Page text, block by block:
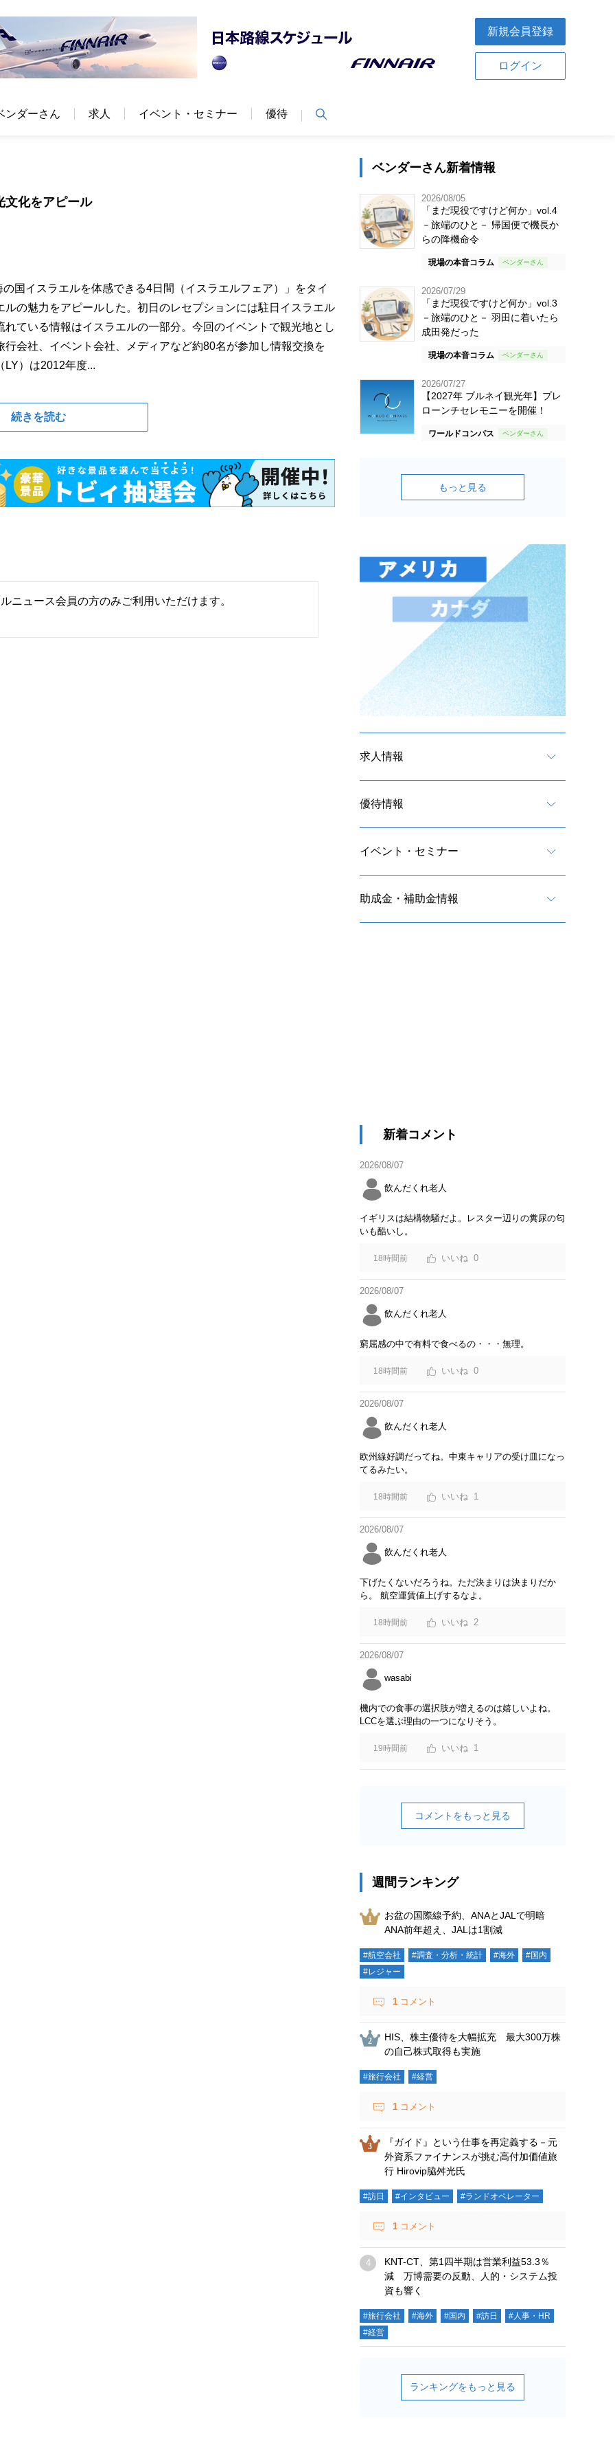
新規会員登録
ログイン
ンダーさん 求人 イベント・セミナー 優待
文化をアピール
国イスラエルを体感できる4日間（イスラエルフェア）」をタイ
の魅力をアピールした。初日のレセプションには駐日イスラエル
ている情報はイスラエルの一部分。今回のイベントで観光地とし
会社、イベント会社、メディアなど約80名が参加し情報交換を
LY）は2012年度...
続きを読む
ニュース会員の方のみご利用いただけます。
ベンダーさん新着情報
2026/08/05
「まだ現役ですけど何か」vol.4
－旅端のひと－ 帰国便で機長か
らの降機命令
現場の本音コラム
2026/07/29
「まだ現役ですけど何か」vol.3
－旅端のひと－ 羽田に着いたら
成田発だった
現場の本音コラム
2026/07/27
【2027年 ブルネイ観光年】プレ
ローンチセレモニーを開催！
ワールドコンパス
もっと見る
求人情報
優待情報
イベント・セミナー
助成金・補助金情報
新着コメント
2026/08/07
飲んだくれ老人
イギリスは結構物騒だよ。レスター辺りの糞尿の匂
いも酷いし。
18時間前 0
2026/08/07
飲んだくれ老人
窮屈感の中で有料で食べるの・・・無理。
18時間前 0
2026/08/07
飲んだくれ老人
欧州線好調だってね。中東キャリアの受け皿になっ
てるみたい。
18時間前 1
2026/08/07
飲んだくれ老人
下げたくないだろうね。ただ決まりは決まりだか
ら。 航空運賃値上げするなよ。
18時間前 2
2026/08/07
wasabi
機内での食事の選択肢が増えるのは嬉しいよね。
LCCを選ぶ理由の一つになりそう。
19時間前 1
コメントをもっと見る
週間ランキング
お盆の国際線予約、ANAとJALで明暗
ANA前年超え、JALは1割減
#航空会社 #調査・分析・統計 #海外
#国内
#レジャー
1 コメント
HIS、株主優待を大幅拡充 最大300万株
の自己株式取得も実施
#旅行会社 #経営
1 コメント
『ガイド』という仕事を再定義する－元
外資系ファイナンスが挑む高付加価値旅
行 Hirovip脇舛光氏
#訪日 #インタビュー #ランドオペレーター
1 コメント
KNT-CT、第1四半期は営業利益53.3％
減 万博需要の反動、人的・システム投
資も響く
#旅行会社 #海外 #国内 #訪日
#人事・HR
#経営